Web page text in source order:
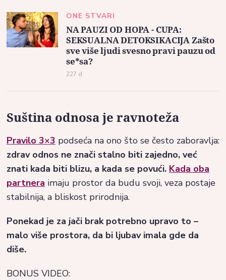
ONE STVARI
NA PAUZI OD HOPA - CUPA:
SEKSUALNA DETOKSIKACIJA Zašto
sve više ljudi svesno pravi pauzu od
se*sa?
227 d
Suština odnosa je ravnoteža
Pravilo 3×3 podseća na ono što se često zaboravlja:
zdrav odnos ne znači stalno biti zajedno, već
znati kada biti blizu, a kada se povući. Kada oba
partnera imaju prostor da budu svoji, veza postaje
stabilnija, a bliskost prirodnija.
Ponekad je za jači brak potrebno upravo to –
malo više prostora, da bi ljubav imala gde da
diše.
BONUS VIDEO: